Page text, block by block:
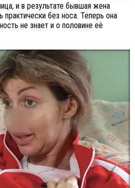
и в результате бывшая жена
без носа. Теперь она
не знает и о половине её